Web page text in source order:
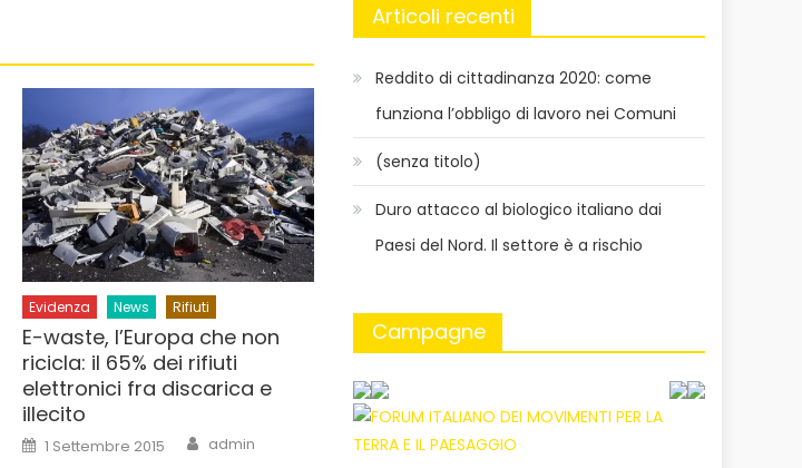
Evidenza News Rifiuti
E-waste, l’Europa che non
ricicla: il 65% dei rifiuti
elettronici fra discarica e
illecito
Posted
on
1 Settembre 2015 Author
admin
Articoli recenti
Reddito di cittadinanza 2020: come
funziona l’obbligo di lavoro nei Comuni
(senza titolo)
Duro attacco al biologico italiano dai
Paesi del Nord. Il settore è a rischio
Campagne